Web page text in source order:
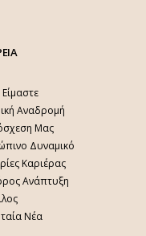
Είμαστε
Αναδρομή
Μας
Δυναμικό
Καριέρας
Ανάπτυξη
Νέα